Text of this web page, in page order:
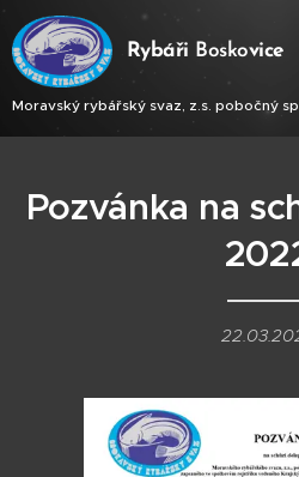
Rybáři Boskovice
Moravský rybářský svaz, z.s. pobočný
Pozvánka na